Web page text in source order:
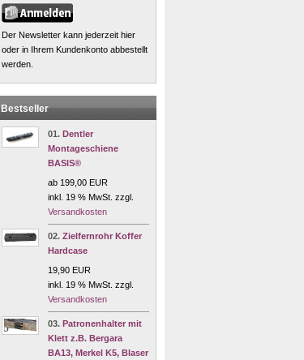
Der Newsletter kann jederzeit hier
oder in Ihrem Kundenkonto abbestellt
werden.
Bestseller
01. Dentler
Montageschiene
BASIS®
ab 199,00 EUR
inkl. 19 % MwSt. zzgl.
Versandkosten
02. Zielfernrohr Koffer
Hardcase
19,90 EUR
inkl. 19 % MwSt. zzgl.
Versandkosten
03. Patronenhalter mit
Klett z.B. Bergara
BA13, Merkel K5, Blaser